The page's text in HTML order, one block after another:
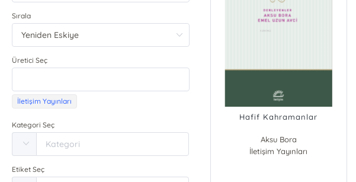
Sırala
Üretici Seç
İletişim Yayınları
Kategori Seç
Etiket Seç
Hafif Kahramanlar
Aksu Bora
Emel Uzun Avci
İletişim Yayınları